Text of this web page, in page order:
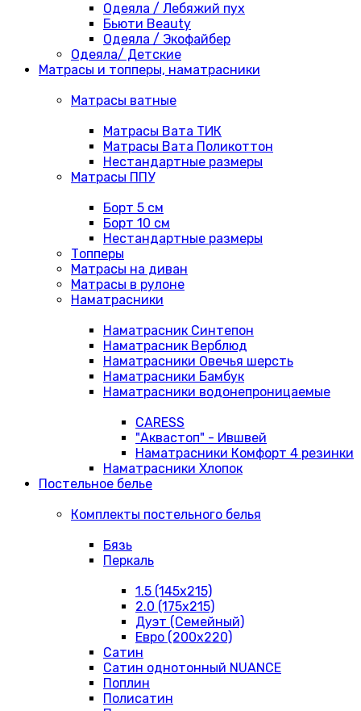
Одеяла / Лебяжий пух
Бьюти Beauty
Одеяла / Экофайбер
Одеяла/ Детские
Матрасы и топперы, наматрасники
Матрасы ватные
Матрасы Вата ТИК
Матрасы Вата Поликоттон
Нестандартные размеры
Матрасы ППУ
Борт 5 см
Борт 10 см
Нестандартные размеры
Топперы
Матрасы на диван
Матрасы в рулоне
Наматрасники
Наматрасник Синтепон
Наматрасник Верблюд
Наматрасники Овечья шерсть
Наматрасники Бамбук
Наматрасники водонепроницаемые
CARESS
"Аквастоп" - Ившвей
Наматрасники Комфорт 4 резинки
Наматрасники Хлопок
Постельное белье
Комплекты постельного белья
Бязь
Перкаль
1.5 (145х215)
2.0 (175х215)
Дуэт (Семейный)
Евро (200х220)
Сатин
Сатин однотонный NUANCE
Поплин
Полисатин